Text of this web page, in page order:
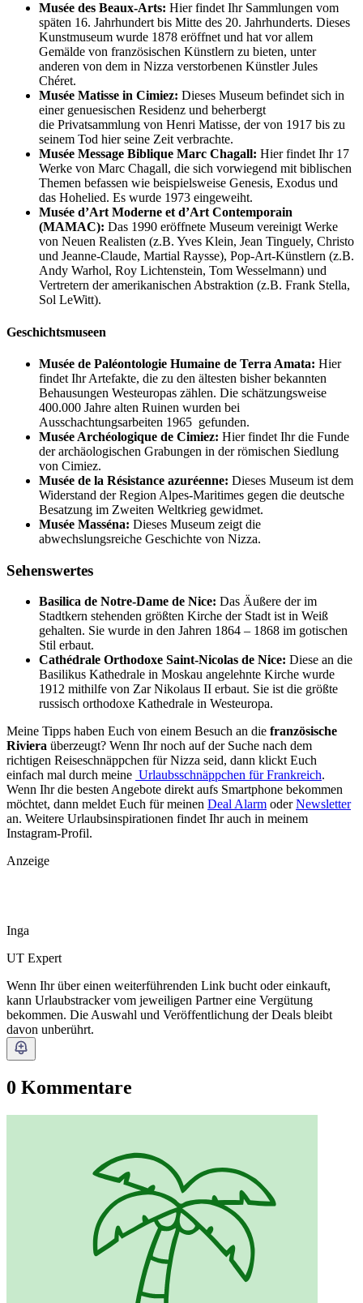
Musée des Beaux-Arts: Hier findet Ihr Sammlungen vom
späten 16. Jahrhundert bis Mitte des 20. Jahrhunderts. Dieses
Kunstmuseum wurde 1878 eröffnet und hat vor allem
Gemälde von französischen Künstlern zu bieten, unter
anderen von dem in Nizza verstorbenen Künstler Jules
Chéret.
Musée Matisse in Cimiez: Dieses Museum befindet sich in
einer genuesischen Residenz und beherbergt
die Privatsammlung von Henri Matisse, der von 1917 bis zu
seinem Tod hier seine Zeit verbrachte.
Musée Message Biblique Marc Chagall: Hier findet Ihr 17
Werke von Marc Chagall, die sich vorwiegend mit biblischen
Themen befassen wie beispielsweise Genesis, Exodus und
das Hohelied. Es wurde 1973 eingeweiht.
Musée d’Art Moderne et d’Art Contemporain
(MAMAC): Das 1990 eröffnete Museum vereinigt Werke
von Neuen Realisten (z.B. Yves Klein, Jean Tinguely, Christo
und Jeanne-Claude, Martial Raysse), Pop-Art-Künstlern (z.B.
Andy Warhol, Roy Lichtenstein, Tom Wesselmann) und
Vertretern der amerikanischen Abstraktion (z.B. Frank Stella,
Sol LeWitt).
Geschichtsmuseen
Musée de Paléontologie Humaine de Terra Amata: Hier
findet Ihr Artefakte, die zu den ältesten bisher bekannten
Behausungen Westeuropas zählen. Die schätzungsweise
400.000 Jahre alten Ruinen wurden bei
Ausschachtungsarbeiten 1965 gefunden.
Musée Archéologique de Cimiez: Hier findet Ihr die Funde
der archäologischen Grabungen in der römischen Siedlung
von Cimiez.
Musée de la Résistance azuréenne: Dieses Museum ist dem
Widerstand der Region Alpes-Maritimes gegen die deutsche
Besatzung im Zweiten Weltkrieg gewidmet.
Musée Masséna: Dieses Museum zeigt die
abwechslungsreiche Geschichte von Nizza.
Sehenswertes
Basilica de Notre-Dame de Nice: Das Äußere der im
Stadtkern stehenden größten Kirche der Stadt ist in Weiß
gehalten. Sie wurde in den Jahren 1864 – 1868 im gotischen
Stil erbaut.
Cathédrale Orthodoxe Saint-Nicolas de Nice: Diese an die
Basilikus Kathedrale in Moskau angelehnte Kirche wurde
1912 mithilfe von Zar Nikolaus II erbaut. Sie ist die größte
russisch orthodoxe Kathedrale in Westeuropa.
Meine Tipps haben Euch von einem Besuch an die französische
Riviera überzeugt? Wenn Ihr noch auf der Suche nach dem
richtigen Reiseschnäppchen für Nizza seid, dann klickt Euch
einfach mal durch meine Urlaubsschnäppchen für Frankreich.
Wenn Ihr die besten Angebote direkt aufs Smartphone bekommen
möchtet, dann meldet Euch für meinen Deal Alarm oderNewsletter
an. Weitere Urlaubsinspirationen findet Ihr auch in meinem
Instagram-Profil.
Anzeige
Inga
UT Expert
Wenn Ihr über einen weiterführenden Link bucht oder einkauft,
kann Urlaubstracker vom jeweiligen Partner eine Vergütung
bekommen. Die Auswahl und Veröffentlichung der Deals bleibt
davon unberührt.
0 Kommentare